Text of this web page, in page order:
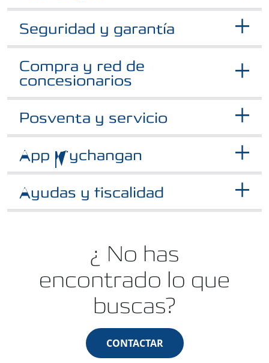
Seguridad y garantía
Compra y red de
concesionarios
Posventa y servicio
App Mychangan
Ayudas y fiscalidad
¿ No has
encontrado lo que
buscas?
CONTACTAR